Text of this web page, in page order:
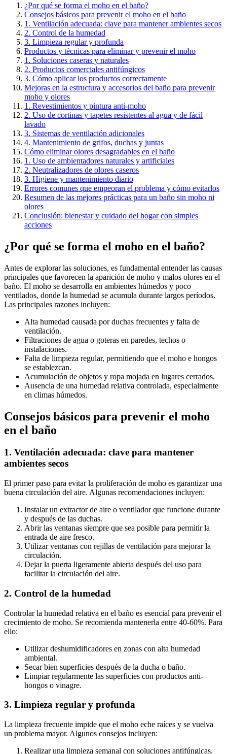
¿Por qué se forma el moho en el baño?
Consejos básicos para prevenir el moho en el baño
1. Ventilación adecuada: clave para mantener ambientes secos
2. Control de la humedad
3. Limpieza regular y profunda
Productos y técnicas para eliminar y prevenir el moho
1. Soluciones caseras y naturales
2. Productos comerciales antifúngicos
3. Cómo aplicar los productos correctamente
Mejoras en la estructura y accesorios del baño para prevenir
moho y olores
1. Revestimientos y pintura anti-moho
2. Uso de cortinas y tapetes resistentes al agua y de fácil
lavado
3. Sistemas de ventilación adicionales
4. Mantenimiento de grifos, duchas y juntas
Cómo eliminar olores desagradables en el baño
1. Uso de ambientadores naturales y artificiales
2. Neutralizadores de olores caseros
3. Higiene y mantenimiento diario
Errores comunes que empeoran el problema y cómo evitarlos
Resumen de las mejores prácticas para un baño sin moho ni
olores
Conclusión: bienestar y cuidado del hogar con simples
acciones
¿Por qué se forma el moho en el baño?
Antes de explorar las soluciones, es fundamental entender las causas
principales que favorecen la aparición de moho y malos olores en el
baño. El moho se desarrolla en ambientes húmedos y poco
ventilados, donde la humedad se acumula durante largos períodos.
Las principales razones incluyen:
Alta humedad causada por duchas frecuentes y falta de
ventilación.
Filtraciones de agua o goteras en paredes, techos o
instalaciones.
Falta de limpieza regular, permitiendo que el moho e hongos
se establezcan.
Acumulación de objetos y ropa mojada en lugares cerrados.
Ausencia de una humedad relativa controlada, especialmente
en climas húmedos.
Consejos básicos para prevenir el moho
en el baño
1. Ventilación adecuada: clave para mantener
ambientes secos
El primer paso para evitar la proliferación de moho es garantizar una
buena circulación del aire. Algunas recomendaciones incluyen:
Instalar un extractor de aire o ventilador que funcione durante
y después de las duchas.
Abrir las ventanas siempre que sea posible para permitir la
entrada de aire fresco.
Utilizar ventanas con rejillas de ventilación para mejorar la
circulación.
Dejar la puerta ligeramente abierta después del uso para
facilitar la circulación del aire.
2. Control de la humedad
Controlar la humedad relativa en el baño es esencial para prevenir el
crecimiento de moho. Se recomienda mantenerla entre 40-60%. Para
ello:
Utilizar deshumidificadores en zonas con alta humedad
ambiental.
Secar bien superficies después de la ducha o baño.
Limpiar regularmente las superficies con productos anti-
hongos o vinagre.
3. Limpieza regular y profunda
La limpieza frecuente impide que el moho eche raíces y se vuelva
un problema mayor. Algunos consejos incluyen:
Realizar una limpieza semanal con soluciones antifúngicas.